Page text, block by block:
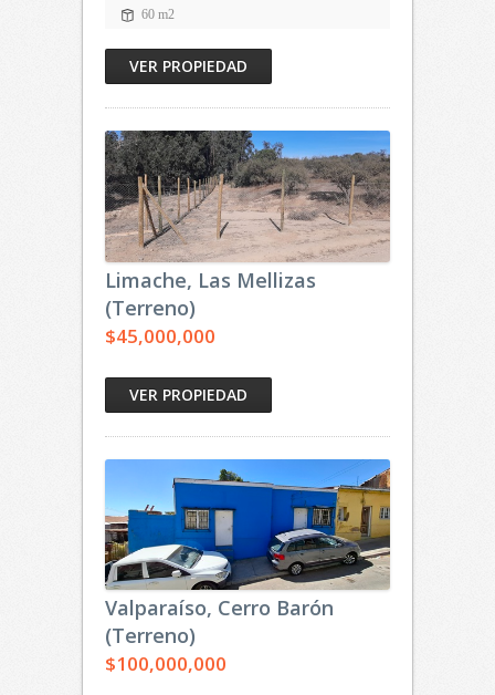
60 m2
VER PROPIEDAD
Limache, Las Mellizas
(Terreno)
$45,000,000
VER PROPIEDAD
Valparaíso, Cerro Barón
(Terreno)
$100,000,000